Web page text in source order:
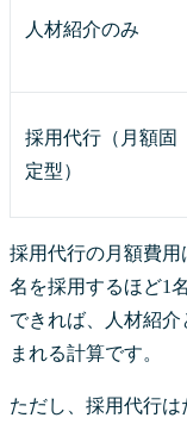
人材紹介のみ
採用代行（月額固
定型）
採用代行の月額費
名を採用するほど1
できれば、人材紹
まれる計算です。
ただし、採用代行